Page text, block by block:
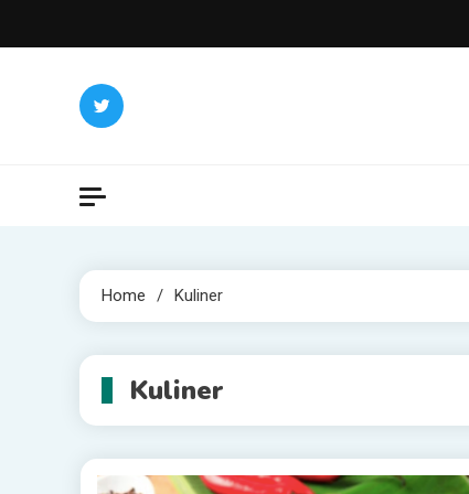
to
Home Kuliner
Kuliner